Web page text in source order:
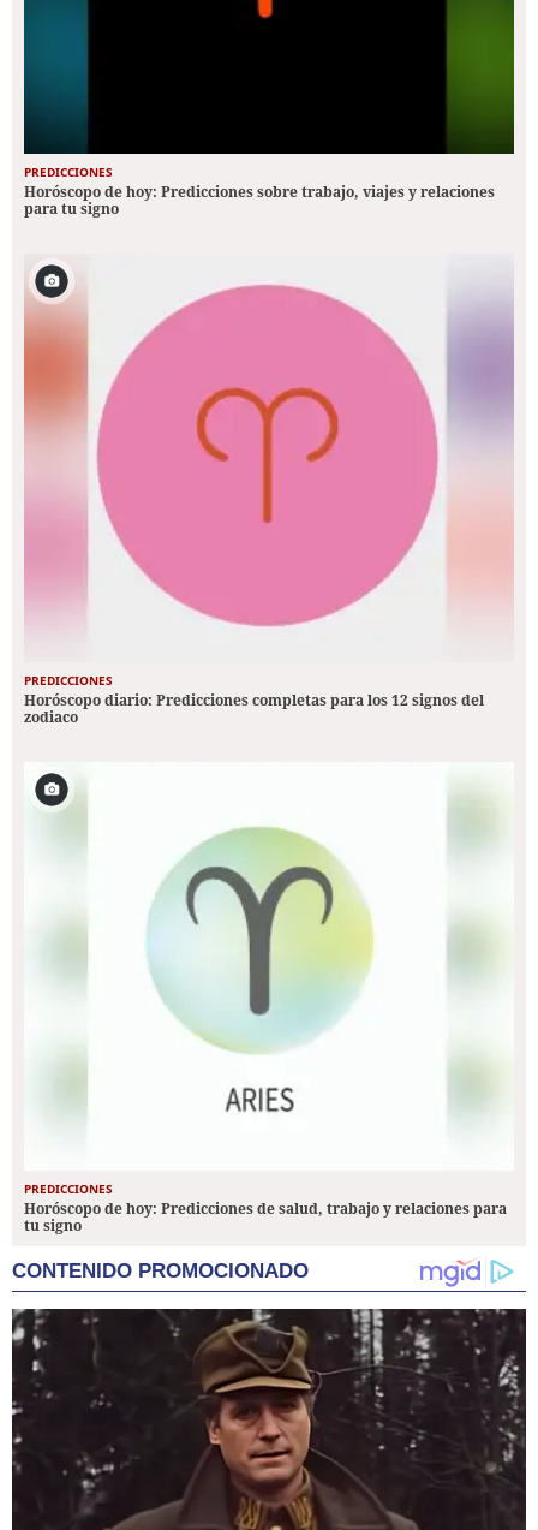
PREDICCIONES
Horóscopo de hoy: Predicciones sobre trabajo, viajes y relaciones
para tu signo
PREDICCIONES
Horóscopo diario: Predicciones completas para los 12 signos del
zodiaco
PREDICCIONES
Horóscopo de hoy: Predicciones de salud, trabajo y relaciones para
tu signo
CONTENIDO PROMOCIONADO